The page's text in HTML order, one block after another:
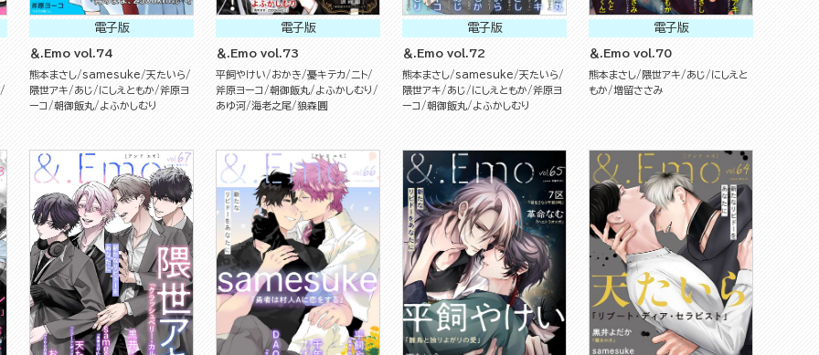
電子版
＆.Emo vol.74
熊本まさし samesuke
天たいら
隈世アキ
あじ にしえともか
斧原ヨ
ーコ
朝御飯丸 よふかしむり
電子版
＆.Emo vol.73
平飼やけい おかき 憂キテカ
ニト
斧原ヨーコ
朝御飯丸
よふかしむり
あゆ河 海老之尾 狼森圓
電子版
＆.Emo vol.72
熊本まさし samesuke
天たいら
隈世アキ
あじ にしえともか 斧原ヨ
ーコ
朝御飯丸 よふかしむり
電子版
＆.Emo vol.70
熊本まさし 隈世アキ あじ
にしえと
もか
増留ささみ